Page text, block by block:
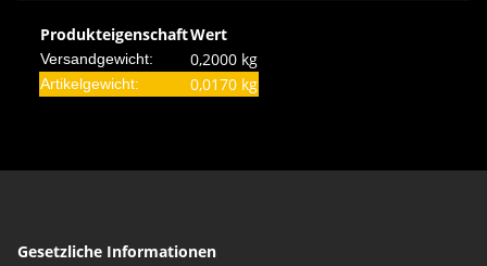
ProdukteigenschaftWert
Versandgewicht: 0,2000 kg
Artikelgewicht: 0,0170 kg
Gesetzliche Informationen